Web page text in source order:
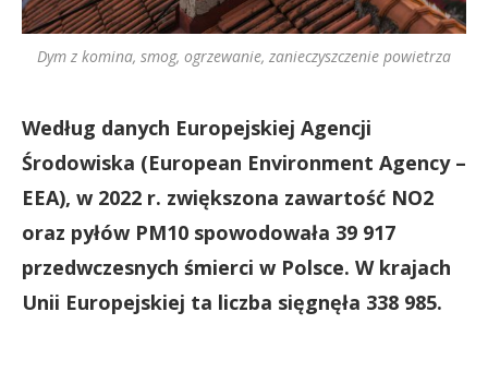
Dym z komina, smog, ogrzewanie, zanieczyszczenie powietrza
Według danych Europejskiej Agencji
Środowiska (European Environment Agency –
EEA), w 2022 r. zwiększona zawartość NO2
oraz pyłów PM10 spowodowała 39 917
przedwczesnych śmierci w Polsce. W krajach
Unii Europejskiej ta liczba sięgnęła 338 985.